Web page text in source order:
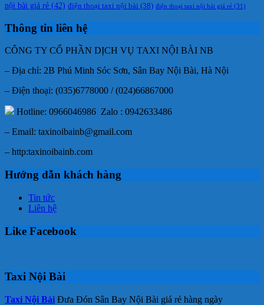
nội bài giá rẻ (42) điện thoại taxi nội bài (38) điện thoại taxi nội bài giá rẻ (31)
Thông tin liên hệ
CÔNG TY CỔ PHẦN DỊCH VỤ TAXI NỘI BÀI NB
– Địa chỉ: 2B Phú Minh Sóc Sơn, Sân Bay Nội Bài, Hà Nội
– Điện thoại: (035)6778000 / (024)66867000
Hotline: 0966046986 Zalo : 0942633486
– Email: taxinoibainb@gmail.com
– http:taxinoibainb.com
Hướng dẫn khách hàng
Tin tức
Liên hệ
Like Facebook
Taxi Nội Bài
Taxi Nội Bài Đưa Đón Sân Bay Nội Bài giá rẻ hàng ngày